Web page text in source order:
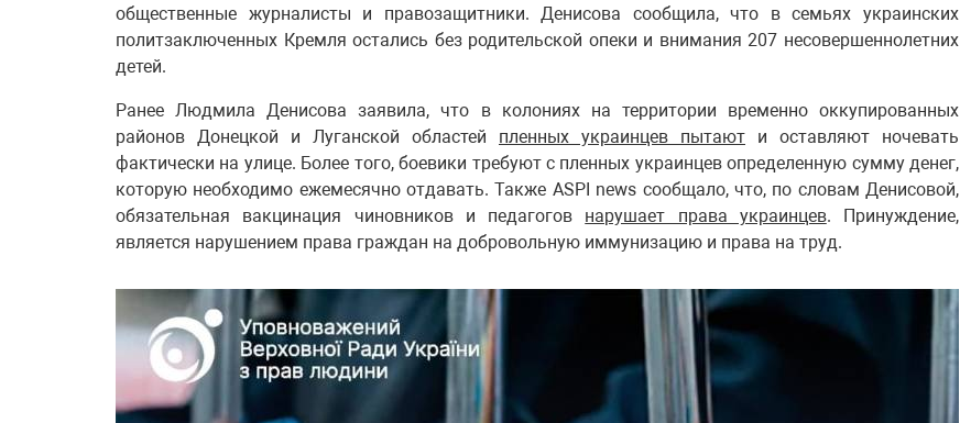
общественные журналисты и правозащитники. Денисова сообщила, что в семьях украинских
политзаключенных Кремля остались без родительской опеки и внимания 207 несовершеннолетних
детей.
Ранее Людмила Денисова заявила, что в колониях на территории временно оккупированных
районов Донецкой и Луганской областей пленных украинцев пытают и оставляют ночевать
фактически на улице. Более того, боевики требуют с пленных украинцев определенную сумму денег,
которую необходимо ежемесячно отдавать. Также ASPI news сообщало, что, по словам Денисовой,
обязательная вакцинация чиновников и педагогов нарушает права украинцев. Принуждение,
является нарушением права граждан на добровольную иммунизацию и права на труд.